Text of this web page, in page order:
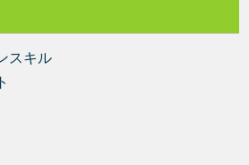
スキル